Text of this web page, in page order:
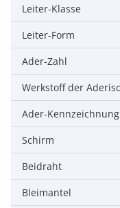
Leiter-Klasse
Leiter-Form
Ader-Zahl
Ader-Kennzeichnung
Schirm
Beidraht
Bleimantel